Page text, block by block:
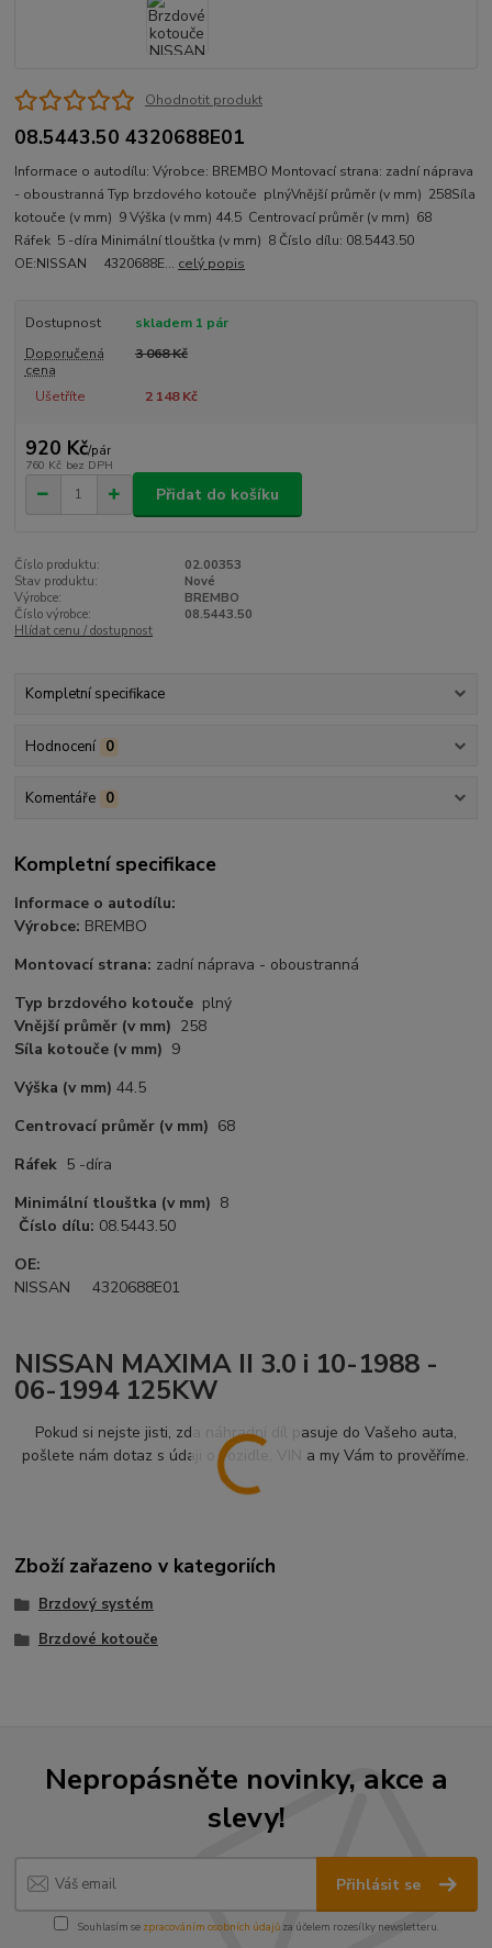
Ohodnotit produkt
08.5443.50 4320688E01
Informace o autodílu: Výrobce: BREMBO Montovací strana: zadní náprava
- oboustranná Typ brzdového kotouče plnýVnější průměr (v mm) 258Síla
kotouče (v mm) 9 Výška (v mm) 44.5 Centrovací průměr (v mm) 68
Ráfek 5 -díra Minimální tlouštka (v mm) 8 Číslo dílu: 08.5443.50
OE:NISSAN 4320688E... celý popis
Dostupnost
skladem 1 pár
Doporučená
cena
3 068 Kč
Ušetříte 2 148 Kč
920 Kč/pár
760 Kč bez DPH
Přidat do košíku
Číslo produktu:
02.00353
Stav produktu:
Nové
Výrobce:
BREMBO
Číslo výrobce:
08.5443.50
Hlídat cenu / dostupnost
Kompletní specifikace
Hodnocení 0
Komentáře 0
Kompletní specifikace
Informace o autodílu:
Výrobce: BREMBO
Montovací strana: zadní náprava - oboustranná
Typ brzdového kotouče plný
Vnější průměr (v mm) 258
Síla kotouče (v mm) 9
Výška (v mm) 44.5
Centrovací průměr (v mm) 68
Ráfek 5 -díra
Minimální tlouštka (v mm) 8
Číslo dílu: 08.5443.50
OE:
NISSAN 4320688E01
NISSAN MAXIMA II 3.0 i 10-1988 -
06-1994 125KW
Pokud si nejste jisti, zda náhradní díl pasuje do Vašeho auta,
pošlete nám dotaz s údaji o vozidle, VIN a my Vám to prověříme.
Zboží zařazeno v kategoriích
Brzdový systém
Brzdové kotouče
Nepropásněte novinky, akce a
slevy!
Přihlásit se
Souhlasím se zpracováním osobních údajůza účelem rozesílky newsletteru.